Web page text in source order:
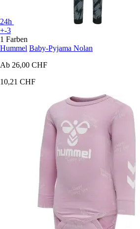
24h
+-3
1 Farben
Hummel Baby-Pyjama Nolan
Ab 26,00 CHF
10,21 CHF